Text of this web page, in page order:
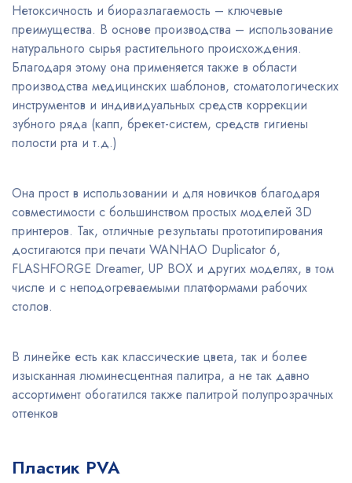
Нетоксичность и биоразлагаемость – ключевые
преимущества. В основе производства – использование
натурального сырья растительного происхождения.
Благодаря этому она применяется также в области
производства медицинских шаблонов, стоматологических
инструментов и индивидуальных средств коррекции
зубного ряда (капп, брекет-систем, средств гигиены
полости рта и т.д.)
Она прост в использовании и для новичков благодаря
совместимости с большинством простых моделей 3D
принтеров. Так, отличные результаты прототипирования
достигаются при печати WANHAO Duplicator 6,
FLASHFORGE Dreamer, UP BOX и других моделях, в том
числе и с неподогреваемыми платформами рабочих
столов.
В линейке есть как классические цвета, так и более
изысканная люминесцентная палитра, а не так давно
ассортимент обогатился также палитрой полупрозрачных
оттенков
Пластик PVA